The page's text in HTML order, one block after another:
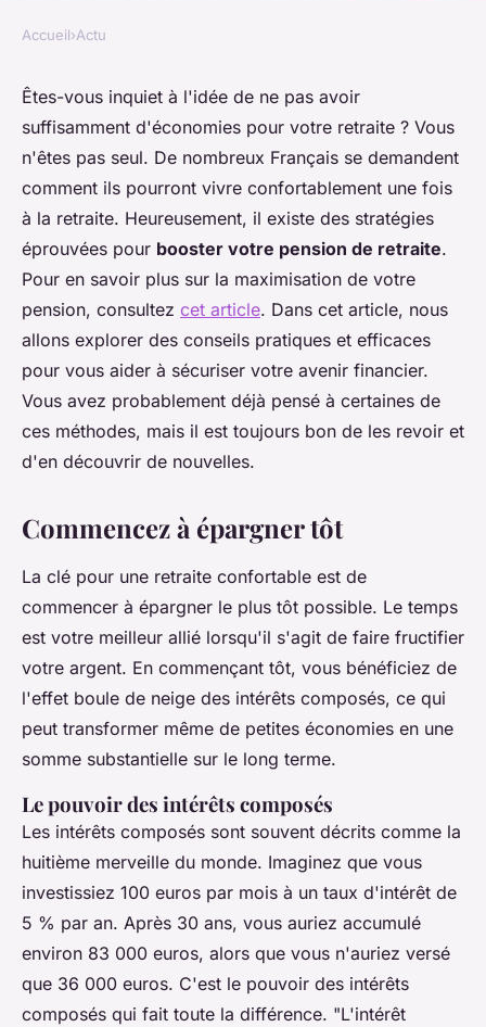
Boostez votre pension de
retraite grâce à ces conseils
pratiques.
Samuel•17 janvier 2025•6 min de lecture
Accueil›Actu
Êtes-vous inquiet à l'idée de ne pas avoir
suffisamment d'économies pour votre retraite ? Vous
n'êtes pas seul. De nombreux Français se demandent
comment ils pourront vivre confortablement une fois
à la retraite. Heureusement, il existe des stratégies
éprouvées pour booster votre pension de retraite.
Pour en savoir plus sur la maximisation de votre
pension, consultez cet article. Dans cet article, nous
allons explorer des conseils pratiques et efficaces
pour vous aider à sécuriser votre avenir financier.
Vous avez probablement déjà pensé à certaines de
ces méthodes, mais il est toujours bon de les revoir et
d'en découvrir de nouvelles.
Commencez à épargner tôt
La clé pour une retraite confortable est de
commencer à épargner le plus tôt possible. Le temps
est votre meilleur allié lorsqu'il s'agit de faire fructifier
votre argent. En commençant tôt, vous bénéficiez de
l'effet boule de neige des intérêts composés, ce qui
peut transformer même de petites économies en une
somme substantielle sur le long terme.
Le pouvoir des intérêts composés
Les intérêts composés sont souvent décrits comme la
huitième merveille du monde. Imaginez que vous
investissiez 100 euros par mois à un taux d'intérêt de
5 % par an. Après 30 ans, vous auriez accumulé
environ 83 000 euros, alors que vous n'auriez versé
que 36 000 euros. C'est le pouvoir des intérêts
composés qui fait toute la différence. "L'intérêt